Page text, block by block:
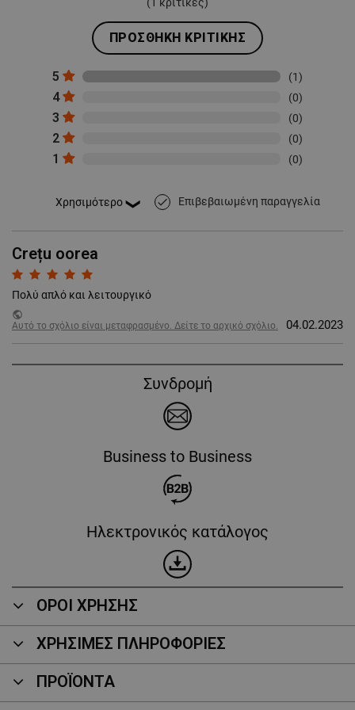
ΠΡΟΣΘΉΚΗ ΚΡΙΤΙΚΉΣ
5 (1)
4 (0)
3 (0)
2 (0)
1 (0)
done Επιβεβαιωμένη παραγγελία
Crețu oorea
Πολύ απλό και λειτουργικό
public
Αυτό το σχόλιο είναι μεταφρασμένο. Δείτε το αρχικό σχόλιο.
04.02.2023
Συνδρομή
Business to Business
Ηλεκτρονικός κατάλογος
ΟΡΟΙ ΧΡΗΣΗΣ
ΧΡΗΣΙΜΕΣ ΠΛΗΡΟΦΟΡΙΕΣ
ΠΡΟΪΌΝΤΑ